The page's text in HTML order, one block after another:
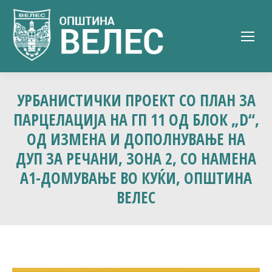
УРБАНИСТИЧКИ ПРОЕКТ СО ПЛАН ЗА
ПАРЦЕЛАЦИЈА НА ГП 11 ОД БЛОК „D“,
ОД ИЗМЕНА И ДОПОЛНУВАЊЕ НА
ДУП ЗА РЕЧАНИ, ЗОНА 2, СО НАМЕНА
А1-ДОМУВАЊЕ ВО КУЌИ, ОПШТИНА
ВЕЛЕС